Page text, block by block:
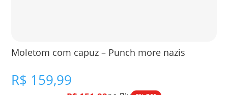
Moletom com capuz – Punch more nazis
R$ 159,99